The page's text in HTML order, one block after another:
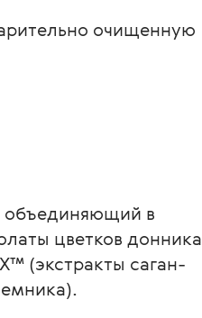
очищенную
объединяющий в
цветков донника
(экстракты саган-